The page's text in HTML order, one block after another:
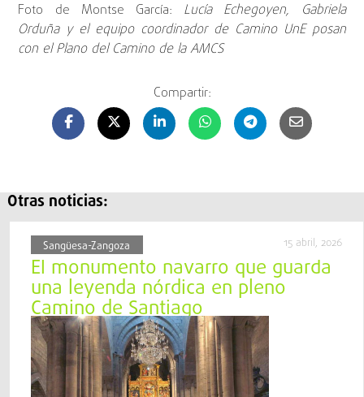
Foto de Montse García: Lucía Echegoyen, Gabriela
Orduña y el equipo coordinador de Camino UnE posan
con el Plano del Camino de la AMCS
Compartir:
Otras noticias:
Sangüesa-Zangoza 15 abril, 2026
El monumento navarro que guarda
una leyenda nórdica en pleno
Camino de Santiago